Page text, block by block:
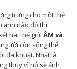
trưng cho một thế
nào đó thì
hai thế giới ÂM và
còn sống thể
đã khuất. Nhất là
thủy vì nó sẽ ảnh